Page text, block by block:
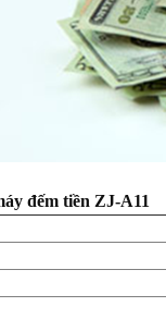
áy đếm tiền ZJ-A11